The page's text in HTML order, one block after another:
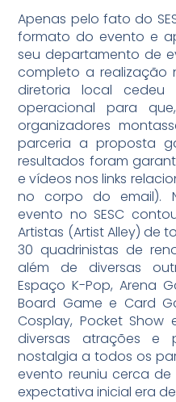
Apenas pelo fato do
formato do evento e
seu departamento de
completo a realização
diretoria local
operacional para
organizadores
parceria a proposta
resultados foram
e vídeos nos links
no corpo do email).
evento no SESC
Artistas (Artist Alley) de
30 quadrinistas de
além de diversas
Espaço K-Pop, Arena
Board Game e Card
Cosplay, Pocket Show
diversas atrações e
nostalgia a todos os
evento reuniu cerca
expectativa inicial era de